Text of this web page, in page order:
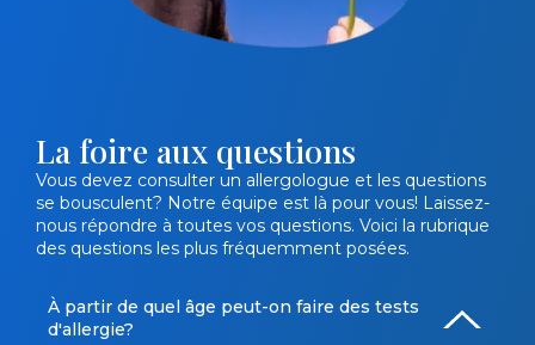
La foire aux questions
Vous devez consulter un allergologue et les questions
se bousculent? Notre équipe est là pour vous! Laissez-
nous répondre à toutes vos questions. Voici la rubrique
des questions les plus fréquemment posées.
À partir de quel âge peut-on faire des tests
d'allergie?